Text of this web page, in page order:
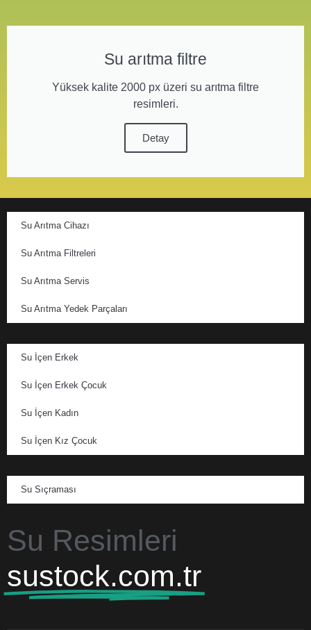
Su arıtma filtre
Yüksek kalite 2000 px üzeri su arıtma filtre
resimleri.
Detay
Su Arıtma Cihazı
Su Arıtma Filtreleri
Su Arıtma Servis
Su Arıtma Yedek Parçaları
Su İçen Erkek
Su İçen Erkek Çocuk
Su İçen Kadın
Su İçen Kız Çocuk
Su Sıçraması
Su Resimleri
sustock.com.tr